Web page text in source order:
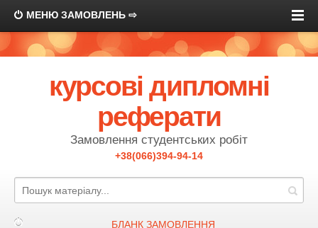
МЕНЮ ЗАМОВЛЕНЬ ⇨
курсові дипломні
реферати
Замовлення студентських робіт
+38(066)394-94-14
БЛАНК ЗАМОВЛЕННЯ